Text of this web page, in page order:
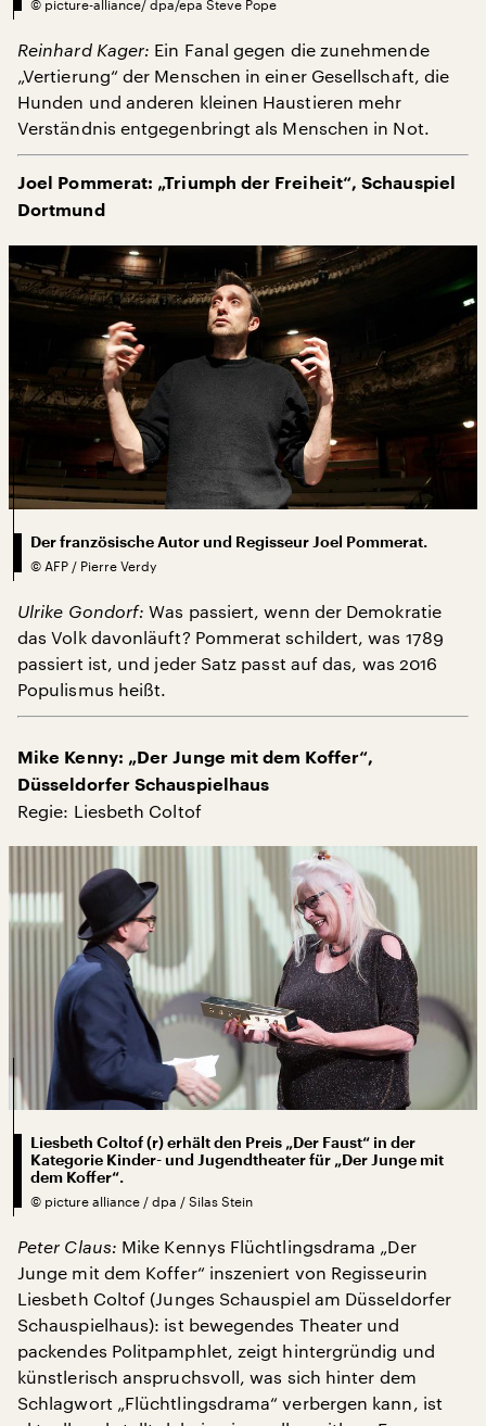
© picture-alliance/ dpa/epa Steve Pope
Reinhard Kager: Ein Fanal gegen die zunehmende
„Vertierung“ der Menschen in einer Gesellschaft, die
Hunden und anderen kleinen Haustieren mehr
Verständnis entgegenbringt als Menschen in Not.
Joel Pommerat: „Triumph der Freiheit“, Schauspiel
Dortmund
Der französische Autor und Regisseur Joel Pommerat.
© AFP / Pierre Verdy
Ulrike Gondorf: Was passiert, wenn der Demokratie
das Volk davonläuft? Pommerat schildert, was 1789
passiert ist, und jeder Satz passt auf das, was 2016
Populismus heißt.
Mike Kenny: „Der Junge mit dem Koffer“,
Düsseldorfer Schauspielhaus
Regie: Liesbeth Coltof
Liesbeth Coltof (r) erhält den Preis „Der Faust“ in der
Kategorie Kinder- und Jugendtheater für „Der Junge mit
dem Koffer“.
© picture alliance / dpa / Silas Stein
Peter Claus: Mike Kennys Flüchtlingsdrama „Der
Junge mit dem Koffer“ inszeniert von Regisseurin
Liesbeth Coltof (Junges Schauspiel am Düsseldorfer
Schauspielhaus): ist bewegendes Theater und
packendes Politpamphlet, zeigt hintergründig und
künstlerisch anspruchsvoll, was sich hinter dem
Schlagwort „Flüchtlingsdrama“ verbergen kann, ist